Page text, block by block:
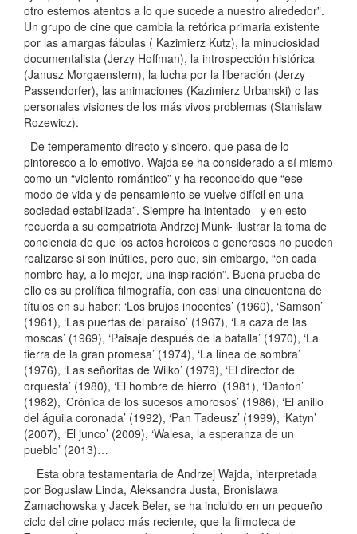
otro estemos atentos a lo que sucede a nuestro alrededor”.
Un grupo de cine que cambia la retórica primaria existente
por las amargas fábulas ( Kazimierz Kutz), la minuciosidad
documentalista (Jerzy Hoffman), la introspección histórica
(Janusz Morgaenstern), la lucha por la liberación (Jerzy
Passendorfer), las animaciones (Kazimierz Urbanski) o las
personales visiones de los más vivos problemas (Stanislaw
Rozewicz).
De temperamento directo y sincero, que pasa de lo
pintoresco a lo emotivo, Wajda se ha considerado a sí mismo
como un “violento romántico” y ha reconocido que “ese
modo de vida y de pensamiento se vuelve difícil en una
sociedad estabilizada”. Siempre ha intentado –y en esto
recuerda a su compatriota Andrzej Munk- ilustrar la toma de
conciencia de que los actos heroicos o generosos no pueden
realizarse si son inútiles, pero que, sin embargo, “en cada
hombre hay, a lo mejor, una inspiración”. Buena prueba de
ello es su prolífica filmografía, con casi una cincuentena de
títulos en su haber: ‘Los brujos inocentes’ (1960), ‘Samson’
(1961), ‘Las puertas del paraíso’ (1967), ‘La caza de las
moscas’ (1969), ‘Paisaje después de la batalla’ (1970), ‘La
tierra de la gran promesa’ (1974), ‘La línea de sombra’
(1976), ‘Las señoritas de Wilko’ (1979), ‘El director de
orquesta’ (1980), ‘El hombre de hierro’ (1981), ‘Danton’
(1982), ‘Crónica de los sucesos amorosos’ (1986), ‘El anillo
del águila coronada’ (1992), ‘Pan Tadeusz’ (1999), ‘Katyn’
(2007), ‘El junco’ (2009), ‘Walesa, la esperanza de un
pueblo’ (2013)…
Esta obra testamentaria de Andrzej Wajda, interpretada
por Boguslaw Linda, Aleksandra Justa, Bronislawa
Zamachowska y Jacek Beler, se ha incluido en un pequeño
ciclo del cine polaco más reciente, que la filmoteca de